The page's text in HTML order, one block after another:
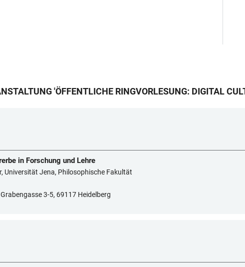
'ÖFFENTLICHE RINGVORLESUNG: DIGITAL
in Forschung und Lehre
Universität Jena, Philosophische Fakultät
3-5, 69117 Heidelberg